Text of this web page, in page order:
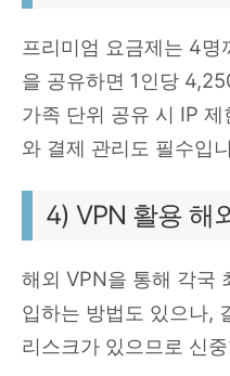
프리미엄 요금제는 4명
을 공유하면 1인당
가족 단위 공유 시 IP
와 결제 관리도 필수입
4) VPN 활용 해
해외 VPN을 통해 각국
입하는 방법도 있으나,
리스크가 있으므로 신